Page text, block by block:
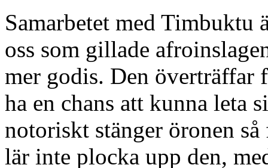
Samarbetet med Timbuktu
oss som gillade
mer godis. Den överträffar
ha en chans att kunna leta
notoriskt stänger öronen
lär inte plocka upp den,